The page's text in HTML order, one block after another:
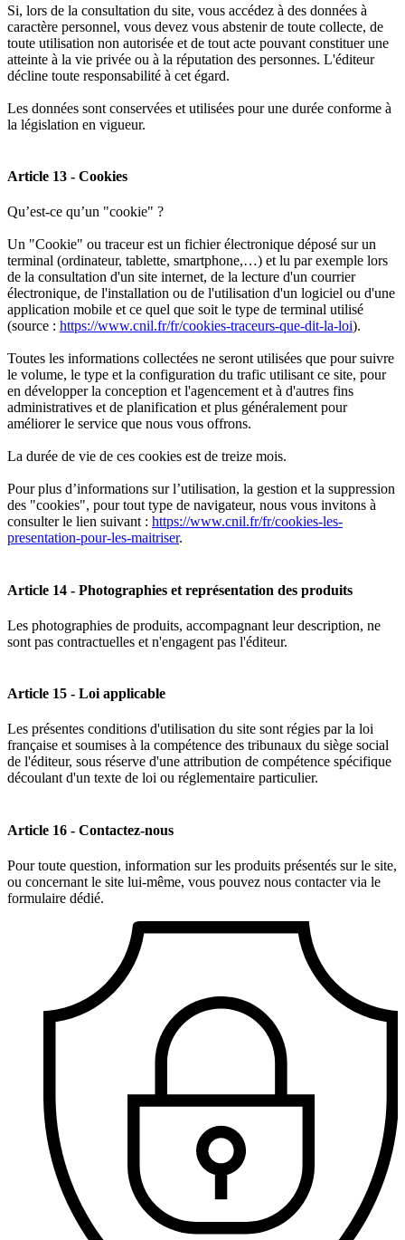
Si, lors de la consultation du site, vous accédez à des données à
caractère personnel, vous devez vous abstenir de toute collecte, de
toute utilisation non autorisée et de tout acte pouvant constituer une
atteinte à la vie privée ou à la réputation des personnes. L'éditeur
décline toute responsabilité à cet égard.
Les données sont conservées et utilisées pour une durée conforme à
la législation en vigueur.
Article 13 - Cookies
Qu’est-ce qu’un "cookie" ?
Un "Cookie" ou traceur est un fichier électronique déposé sur un
terminal (ordinateur, tablette, smartphone,…) et lu par exemple lors
de la consultation d'un site internet, de la lecture d'un courrier
électronique, de l'installation ou de l'utilisation d'un logiciel ou d'une
application mobile et ce quel que soit le type de terminal utilisé
(source : https://www.cnil.fr/fr/cookies-traceurs-que-dit-la-loi).
Toutes les informations collectées ne seront utilisées que pour suivre
le volume, le type et la configuration du trafic utilisant ce site, pour
en développer la conception et l'agencement et à d'autres fins
administratives et de planification et plus généralement pour
améliorer le service que nous vous offrons.
La durée de vie de ces cookies est de treize mois.
Pour plus d’informations sur l’utilisation, la gestion et la suppression
des "cookies", pour tout type de navigateur, nous vous invitons à
consulter le lien suivant : https://www.cnil.fr/fr/cookies-les-
presentation-pour-les-maitriser.
Article 14 - Photographies et représentation des produits
Les photographies de produits, accompagnant leur description, ne
sont pas contractuelles et n'engagent pas l'éditeur.
Article 15 - Loi applicable
Les présentes conditions d'utilisation du site sont régies par la loi
française et soumises à la compétence des tribunaux du siège social
de l'éditeur, sous réserve d'une attribution de compétence spécifique
découlant d'un texte de loi ou réglementaire particulier.
Article 16 - Contactez-nous
Pour toute question, information sur les produits présentés sur le site,
ou concernant le site lui-même, vous pouvez nous contacter via le
formulaire dédié.